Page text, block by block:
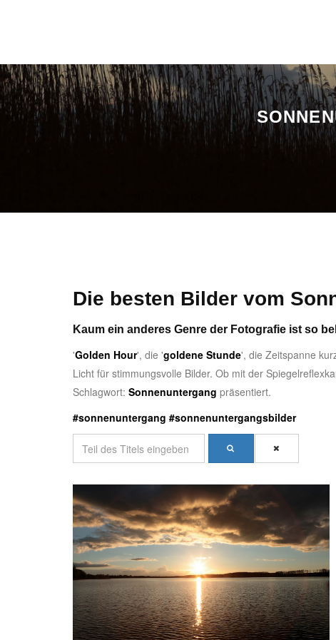
Die besten Bilder vom
Kaum ein anderes Genre der Fotografie ist so
'Golden Hour', die 'goldene Stunde', die Zeitspanne
Licht für stimmungsvolle Bilder. Ob mit der
Schlagwort: Sonnenuntergang präsentiert.
#sonnenuntergang #sonnenuntergangsbilder